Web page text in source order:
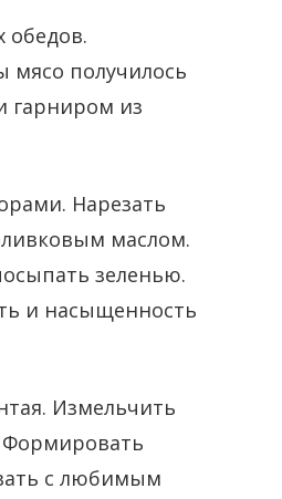
обедов.
мясо получилось
гарниром из
Нарезать
маслом.
зеленью.
и насыщенность
Измельчить
Формировать
с любимым